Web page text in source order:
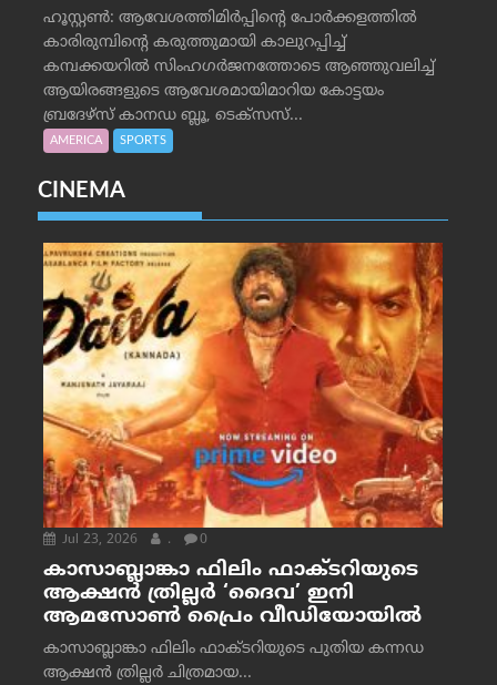
ഹൂസ്റ്റണ്‍: ആവേശത്തിമിര്‍പ്പിന്റെ പോര്‍ക്കളത്തില്‍
കാരിരുമ്പിന്റെ കരുത്തുമായി കാലുറപ്പിച്ച്
കമ്പക്കയറില്‍ സിംഹഗര്‍ജനത്തോടെ ആഞ്ഞുവലിച്ച്
ആയിരങ്ങളുടെ ആവേശമായിമാറിയ കോട്ടയം
ബ്രദേഴ്‌സ് കാനഡ ബ്ലൂ, ടെക്‌സസ്...
AMERICA SPORTS
CINEMA
Jul 23, 2026 . 0
കാസാബ്ലാങ്കാ ഫിലിം ഫാക്ടറിയുടെ
ആക്ഷൻ ത്രില്ലർ ‘ദൈവ’ ഇനി
ആമസോൺ പ്രൈം വീഡിയോയിൽ
കാസാബ്ലാങ്കാ ഫിലിം ഫാക്ടറിയുടെ പുതിയ കന്നഡ
ആക്ഷൻ ത്രില്ലർ ചിത്രമായ...